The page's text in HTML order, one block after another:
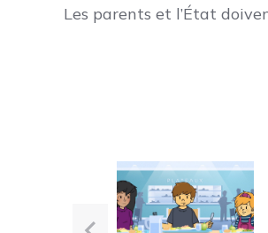
Les parents et l’État